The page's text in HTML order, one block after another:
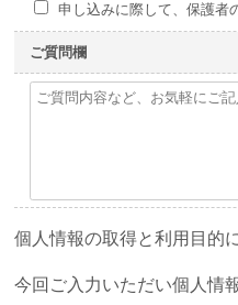
申し込みに際して、保護者
ご質問欄
個人情報の取得と利用目的
今回ご入力いただい個人情